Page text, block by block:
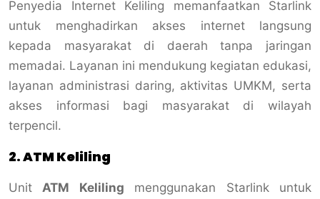
Penyedia Internet Keliling memanfaatkan Starlink
untuk menghadirkan akses internet langsung
kepada masyarakat di daerah tanpa jaringan
memadai. Layanan ini mendukung kegiatan edukasi,
layanan administrasi daring, aktivitas UMKM, serta
akses informasi bagi masyarakat di wilayah
terpencil.
2. ATM Keliling
Unit ATM Keliling menggunakan Starlink untuk